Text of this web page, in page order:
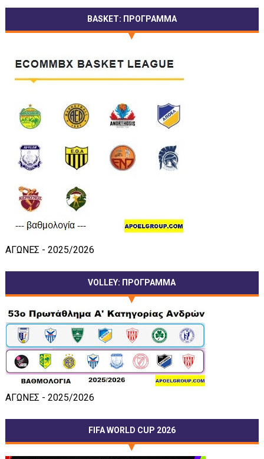
BASKET: ΠΡΟΓΡΑΜΜΑ
ΑΓΩΝΕΣ - 2025/2026
VOLLEY: ΠΡΟΓΡΑΜΜΑ
ΑΓΩΝΕΣ - 2025/2026
FIFA WORLD CUP 2026